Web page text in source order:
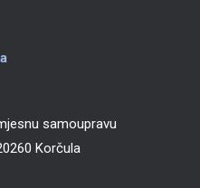
samoupravu
Korčula